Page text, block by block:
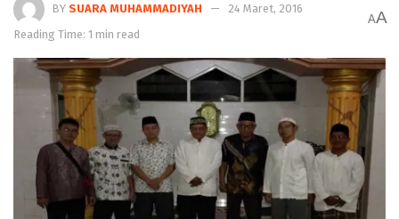
BY SUARA MUHAMMADIYAH
24 Maret, 2016
Reading Time: 1 min read
AA